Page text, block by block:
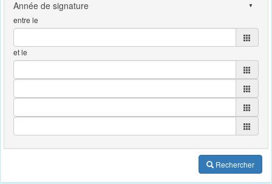
entre le
et le
Rechercher